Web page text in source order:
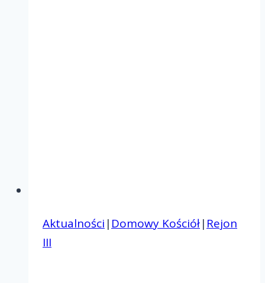
Aktualności | Domowy Kościół| Rejon
III